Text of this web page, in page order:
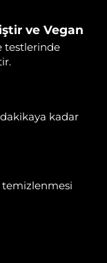
ve Vegan
testlerinde
kadar
temizlenmesi